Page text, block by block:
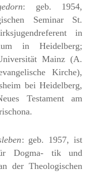
: geb. 1954,
Seminar St.
in
in Heidelberg;
Mainz (A.
Kirche),
bei Heidelberg,
Testament am
: geb. 1957, ist
Dogma- tik und
der Theologischen